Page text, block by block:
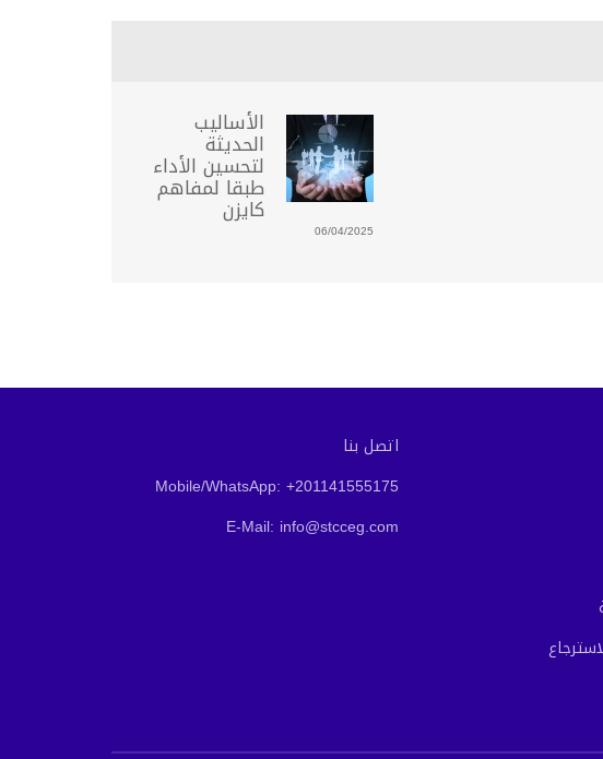
الأساليب
الحديثة
لتحسين الأداء
طبقا لمفاهم
كايزن
06/04/2025
اتصل بنا
Mobile/WhatsApp: +201141555175
E-Mail: info@stcceg.com